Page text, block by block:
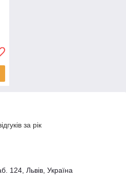
за рік
124, Львів, Україна